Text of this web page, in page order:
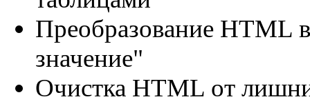
Преобразование HTML
значение"
Очистка HTML от